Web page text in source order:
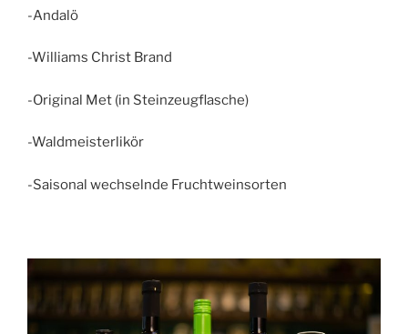
-Andalö
-Williams Christ Brand
-Original Met (in Steinzeugflasche)
-Waldmeisterlikör
-Saisonal wechselnde Fruchtweinsorten